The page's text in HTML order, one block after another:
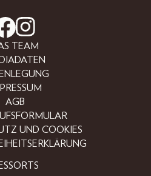
TEAM
AGB
UND COOKIES